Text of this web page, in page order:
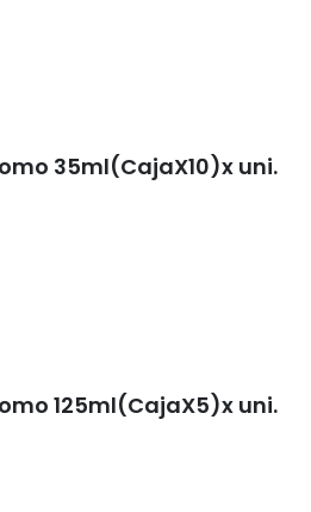
35ml(CajaX10)x uni.
125ml(CajaX5)x uni.